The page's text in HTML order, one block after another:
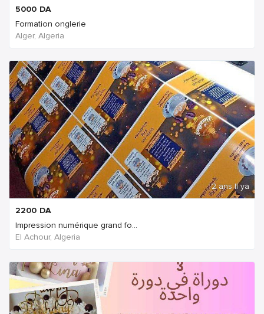
5000 DA
Formation onglerie
Alger, Algeria
2 ans Il ya
2200 DA
Impression numérique grand fo...
El Achour, Algeria